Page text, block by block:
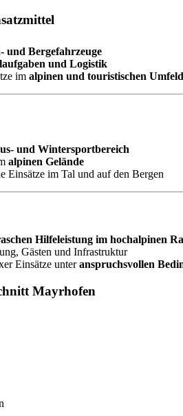
und Bergefahrzeuge
und Logistik
im alpinen und touristischen Umfeld
und Wintersportbereich
alpinen Gelände
Einsätze im Tal und auf den Bergen
Hilfeleistung im hochalpinen
Gästen und Infrastruktur
Einsätze unteranspruchsvollen
Mayrhofen